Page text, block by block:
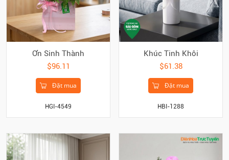
Ơn Sinh Thành
$96.11
Đặt mua
HGI-4549
Khúc Tinh Khôi
$61.38
Đặt mua
HBI-1288